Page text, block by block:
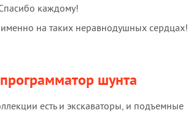
каждому!
на таких неравнодушных сердцах!
шунта
есть и экскаваторы, и подъемные